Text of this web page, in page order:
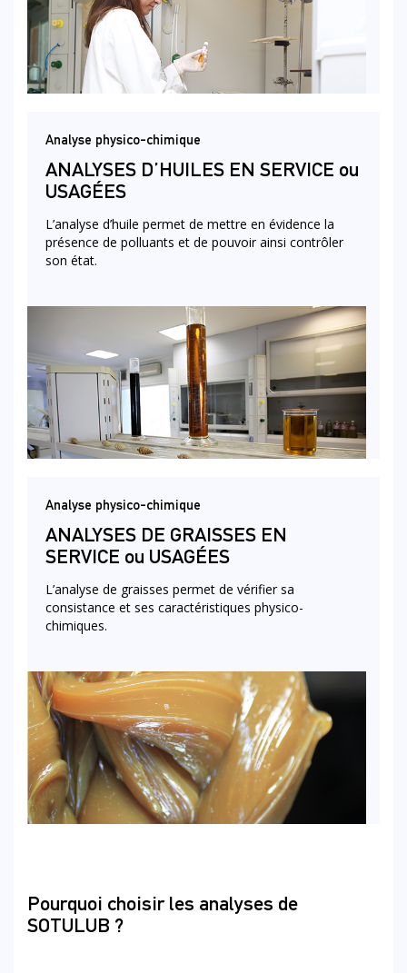
Analyse physico-chimique
ANALYSES D’HUILES EN SERVICE ou
USAGÉES
L’analyse d’huile permet de mettre en évidence la
présence de polluants et de pouvoir ainsi contrôler
son état.
Analyse physico-chimique
ANALYSES DE GRAISSES EN
SERVICE ou USAGÉES
L’analyse de graisses permet de vérifier sa
consistance et ses caractéristiques physico-
chimiques.
Pourquoi choisir les analyses de
SOTULUB ?